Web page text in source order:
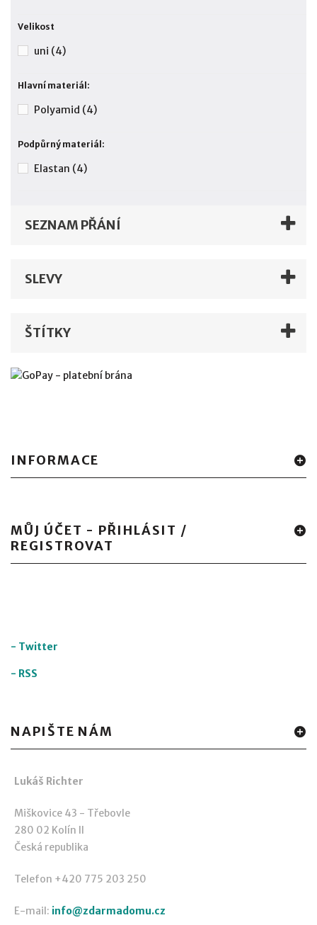
Velikost
uni (4)
Hlavní materiál:
Polyamid (4)
Podpůrný materiál:
Elastan (4)
SEZNAM PŘÁNÍ
SLEVY
ŠTÍTKY
INFORMACE
MŮJ ÚČET - PŘIHLÁSIT /
REGISTROVAT
- Twitter
- RSS
NAPIŠTE NÁM
Lukáš Richter
Miškovice 43 - Třebovle
280 02 Kolín II
Česká republika
Telefon +420 775 203 250
E-mail: info@zdarmadomu.cz